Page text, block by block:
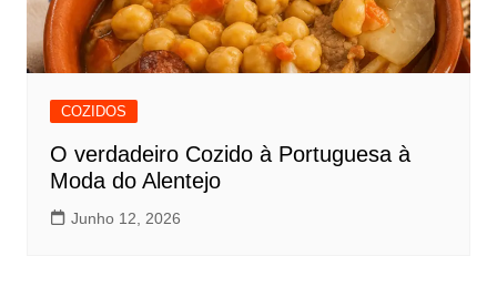
COZIDOS
O verdadeiro Cozido à Portuguesa à
Moda do Alentejo
Junho 12, 2026